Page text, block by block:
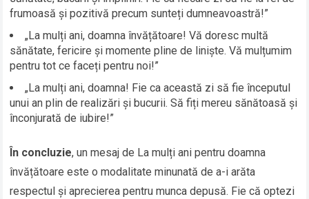
frumoasă și pozitivă precum sunteți dumneavoastră!”
„La mulți ani, doamna învățătoare! Vă doresc multă
sănătate, fericire și momente pline de liniște. Vă mulțumim
pentru tot ce faceți pentru noi!”
„La mulți ani, doamna! Fie ca această zi să fie începutul
unui an plin de realizări și bucurii. Să fiți mereu sănătoasă și
înconjurată de iubire!”
În concluzie, un mesaj de La mulți ani pentru doamna
învățătoare este o modalitate minunată de a-i arăta
respectul și aprecierea pentru munca depusă. Fie că optezi